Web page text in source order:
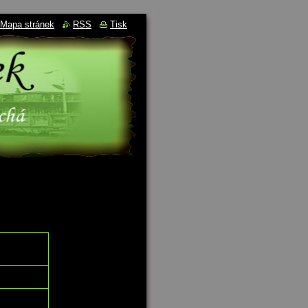
Mapa stránek RSS Tisk